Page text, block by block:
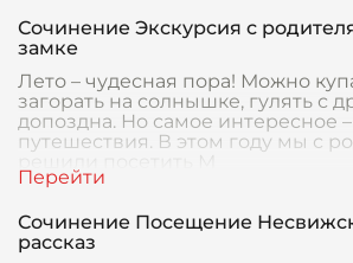
Сочинение Экскурсия с
замке
Лето – чудесная пора! Можно
загорать на солнышке, гулять с
допоздна. Но самое интересное –
путешествия. В этом году мы с
решили посетить М
Сочинение Посещение
рассказ